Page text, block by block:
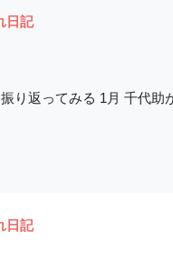
日記
り返ってみる 1月 千代
日記